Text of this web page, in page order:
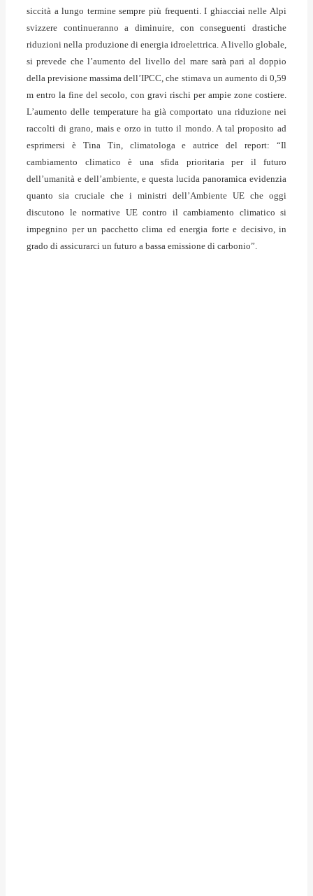
siccità a lungo termine sempre più frequenti. I ghiacciai nelle Alpi
svizzere continueranno a diminuire, con conseguenti drastiche
riduzioni nella produzione di energia idroelettrica. A livello globale,
si prevede che l’aumento del livello del mare sarà pari al doppio
della previsione massima dell’IPCC, che stimava un aumento di 0,59
m entro la fine del secolo, con gravi rischi per ampie zone costiere.
L’aumento delle temperature ha già comportato una riduzione nei
raccolti di grano, mais e orzo in tutto il mondo.A tal proposito ad
esprimersi è Tina Tin, climatologa e autrice del report: “Il
cambiamento climatico è una sfida prioritaria per il futuro
dell’umanità e dell’ambiente, e questa lucida panoramica evidenzia
quanto sia cruciale che i ministri dell’Ambiente UE che oggi
discutono le normative UE contro il cambiamento climatico si
impegnino per un pacchetto clima ed energia forte e decisivo, in
grado di assicurarci un futuro a bassa emissione di carbonio”.